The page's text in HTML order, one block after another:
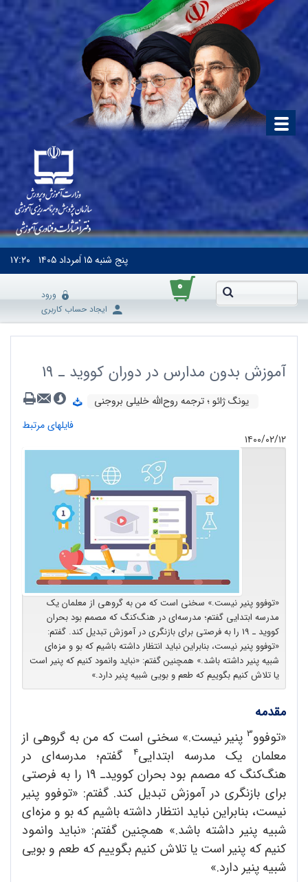
پنج شنبه۱۵ اَمرداد ۱۴۰۵ ۱۷:۲۰
۰
ورود
ایجاد حساب کاربری
آموزش بدون مدارس در دوران کووید ـ 19
یونگ ژائو ؛ ترجمه روح‌الله خلیلی بروجنی
فایلهای مرتبط
۱۴۰۰/۰۲/۱۲
«توفوو پنیر نیست.» سخنی است که من به گروهی از معلمان یک
مدرسه ابتدایی گفتم؛ مدرسه‌ای در هنگ‌کنگ که مصمم بود بحران
کووید‌ ـ 19 را به فرصتی برای بازنگری در آموزش تبدیل کند. گفتم:
«توفوو پنیر نیست، بنابراین نباید انتظار داشته باشیم که بو و مزه‌ای
شبیه پنیر داشته باشد.» همچنین گفتم: «نباید وانمود کنیم که پنیر است
یا تلاش کنیم بگوییم که طعم و بویی شبیه پنیر دارد.»
مقدمه
«توفوو3 پنیر نیست.» سخنی است که من به گروهی از
معلمان یک مدرسه ابتدایی4
گفتم؛ مدرسه‌ای در
هنگ‌کنگ که مصمم بود بحران کووید‌ـ 19 را به فرصتی
برای بازنگری در آموزش تبدیل کند. گفتم: «توفوو پنیر
نیست، بنابراین نباید انتظار داشته باشیم که بو و مزه‌ای
شبیه پنیر داشته باشد.» همچنین گفتم: «نباید وانمود
کنیم که پنیر است یا تلاش کنیم بگوییم که طعم و بویی
شبیه پنیر دارد.»